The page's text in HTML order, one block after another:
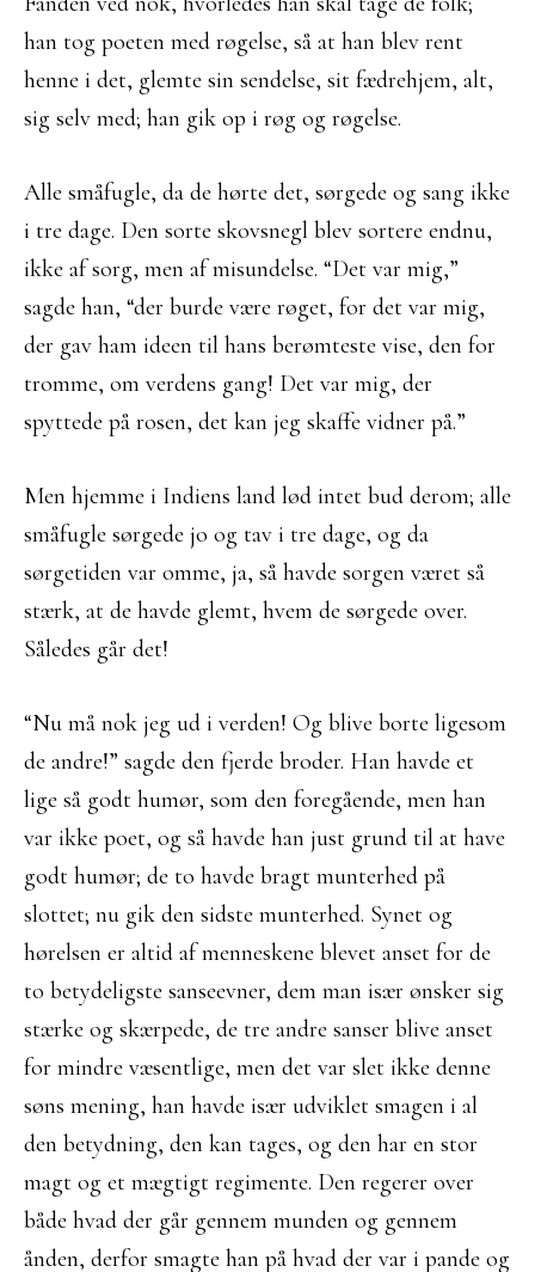
han tog poeten med røgelse, så at han blev rent
henne i det, glemte sin sendelse, sit fædrehjem, alt,
sig selv med; han gik op i røg og røgelse.
Alle småfugle, da de hørte det, sørgede og sang ikke
i tre dage. Den sorte skovsnegl blev sortere endnu,
ikke af sorg, men af misundelse. “Det var mig,”
sagde han, “der burde være røget, for det var mig,
der gav ham ideen til hans berømteste vise, den for
tromme, om verdens gang! Det var mig, der
spyttede på rosen, det kan jeg skaffe vidner på.”
Men hjemme i Indiens land lød intet bud derom; alle
småfugle sørgede jo og tav i tre dage, og da
sørgetiden var omme, ja, så havde sorgen været så
stærk, at de havde glemt, hvem de sørgede over.
Således går det!
“Nu må nok jeg ud i verden! Og blive borte ligesom
de andre!” sagde den fjerde broder. Han havde et
lige så godt humør, som den foregående, men han
var ikke poet, og så havde han just grund til at have
godt humør; de to havde bragt munterhed på
slottet; nu gik den sidste munterhed. Synet og
hørelsen er altid af menneskene blevet anset for de
to betydeligste sanseevner, dem man især ønsker sig
stærke og skærpede, de tre andre sanser blive anset
for mindre væsentlige, men det var slet ikke denne
søns mening, han havde især udviklet smagen i al
den betydning, den kan tages, og den har en stor
magt og et mægtigt regimente. Den regerer over
både hvad der går gennem munden og gennem
ånden, derfor smagte han på hvad der var i pande og